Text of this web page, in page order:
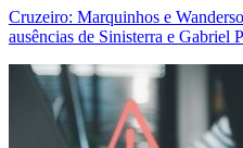
Cruzeiro: Marquinhos e
ausências de Sinisterra e Gabriel